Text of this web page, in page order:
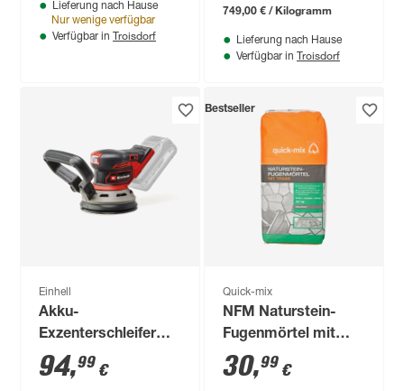
Lieferung nach Hause
Nur wenige verfügbar
Verfügbar in Troisdorf
749,00 € / Kilogramm
Lieferung nach Hause
Verfügbar in Troisdorf
Einhell
Akku-
Exzenterschleifer
'TP-RS 18/32 Li BL -
Solo' ohne Akku und
94,99 €
Bestseller
Quick-mix
NFM Naturstein-
Fugenmörtel mit
Trass 25 kg
30,99 €